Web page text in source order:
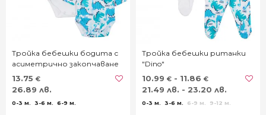
Тройка бебешки бодита с
асиметрично закопчаване
"Dino"
13.75 €
26.89 лв.
0-3 м. 3-6 м. 6-9 м.
Тройка бебешки ританки
"Dino"
10.99 € - 11.86 €
21.49 лв. - 23.20 лв.
0-3 м. 3-6 м. 6-9 м. 9-12 м.